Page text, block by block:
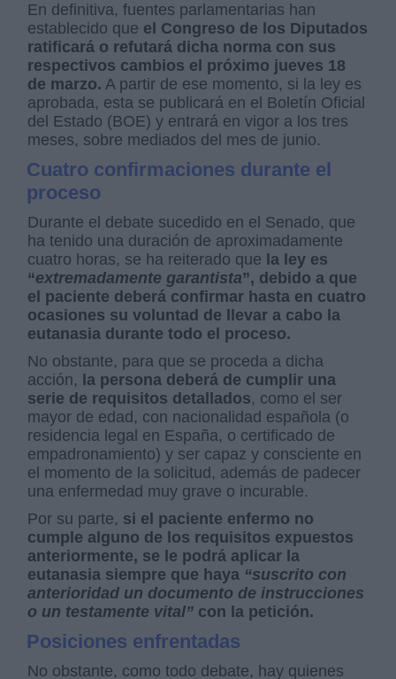
En definitiva, fuentes parlamentarias han
establecido que el Congreso de los Diputados
ratificará o refutará dicha norma con sus
respectivos cambios el próximo jueves 18
de marzo. A partir de ese momento, si la ley es
aprobada, esta se publicará en el Boletín Oficial
del Estado (BOE) y entrará en vigor a los tres
meses, sobre mediados del mes de junio.
Cuatro confirmaciones durante el
proceso
Durante el debate sucedido en el Senado, que
ha tenido una duración de aproximadamente
cuatro horas, se ha reiterado que la ley es
“extremadamente garantista”, debido a que
el paciente deberá confirmar hasta en cuatro
ocasiones su voluntad de llevar a cabo la
eutanasia durante todo el proceso.
No obstante, para que se proceda a dicha
acción,
la persona deberá de cumplir una
serie de requisitos detallados, como el ser
mayor de edad, con nacionalidad española (o
residencia legal en España, o certificado de
empadronamiento) y ser capaz y consciente en
el momento de la solicitud, además de padecer
una enfermedad muy grave o incurable.
Por su parte, si el paciente enfermo no
cumple alguno de los requisitos expuestos
anteriormente, se le podrá aplicar la
eutanasia siempre que haya “suscrito con
anterioridad un documento de instrucciones
o un testamente vital” con la petición.
Posiciones enfrentadas
No obstante, como todo debate, hay quienes